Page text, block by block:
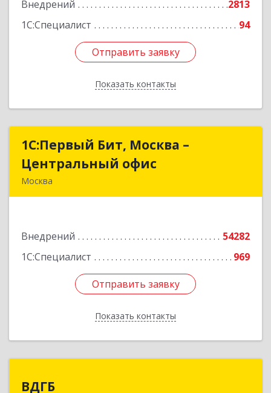
Внедрений
2813
1С:Специалист
94
Отправить заявку
Показать контакты
Отправить заявку
Назад
1С:Первый Бит, Москва –
Центральный офис
Москва
Внедрений
54282
1С:Специалист
969
Отправить заявку
Показать контакты
1С:Первый Бит, Москва –
Центральный офис
Подробнее
Отправить заявку
Назад
ВДГБ